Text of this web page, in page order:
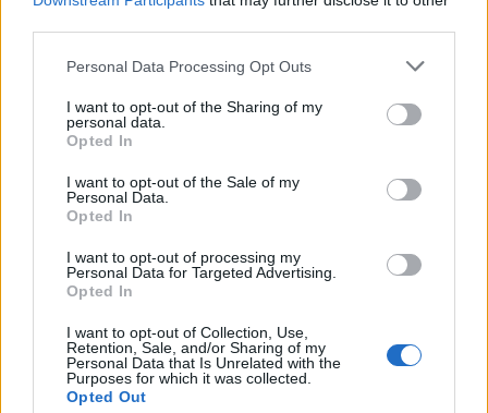
Please note that this website/app uses one or more Google
not limited to your visit or usage behaviour. You may click to
grant or deny consent to Google and its third-party tags to
use your data for below specified purposes in below Google
consent section.
Personal Data Processing Opt Outs
I want to opt-out of the Sharing of my
personal data.
Opted In
I want to opt-out of the Sale of my
Personal Data.
Opted In
I want to opt-out of processing my
Personal Data for Targeted Advertising.
Opted In
I want to opt-out of Collection, Use,
Retention, Sale, and/or Sharing of my
Personal Data that Is Unrelated with the
Purposes for which it was collected.
Opted Out
sezioneLogindal menù del sito o
TEMI: Asl Gallurta
Polizia Stradale Olbia
Sequestro Cozze Olbia
Zona Industriale Olbia
Notizie in tempo reale?
GalluraOggi.it